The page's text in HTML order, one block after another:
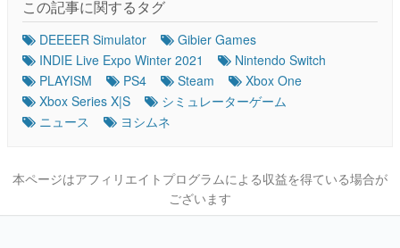
この記事に関するタグ
DEEEER Simulator
Gibier Games
INDIE Live Expo Winter 2021
Nintendo Switch
PLAYISM
PS4 Steam
Xbox One
Xbox Series X|S
シミュレーターゲーム
ニュース
ヨシムネ
本ページはアフィリエイトプログラムによる収益を得ている場合が
ございます